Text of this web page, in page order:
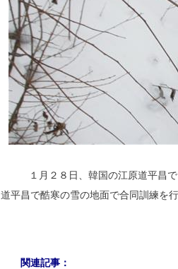
１月２８日、韓国の江原道平昌
道平昌で酷寒の雪の地面で合同訓練
関連記事：